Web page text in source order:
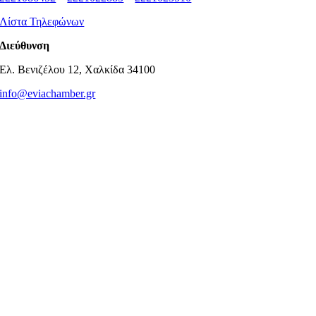
Λίστα Τηλεφώνων
Διεύθυνση
Ελ. Βενιζέλου 12, Χαλκίδα 34100
info@eviachamber.gr